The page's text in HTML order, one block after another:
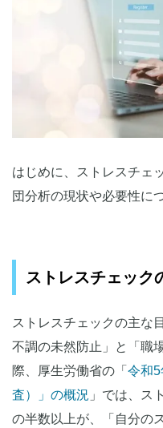
はじめに、ストレスチェ
団分析の現状や必要性に
ストレスチェック
ストレスチェックの主な
不調の未然防止」と「職
際、厚生労働省の「 令和
査）」の概況 」では、ス
の半数以上が、「自分の